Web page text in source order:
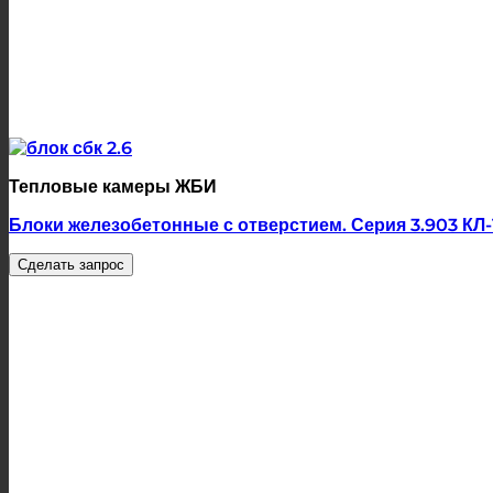
Тепловые камеры ЖБИ
Блоки железобетонные с отверстием. Серия 3.903 КЛ-
Сделать запрос